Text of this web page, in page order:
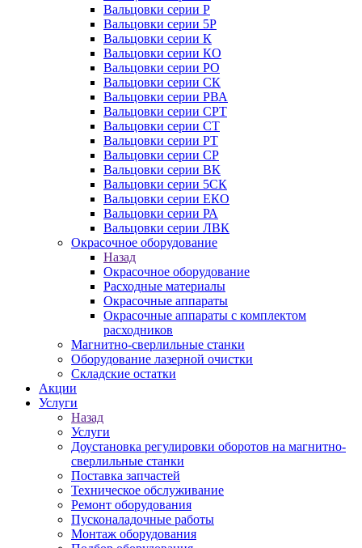
Вальцовки серии Р
Вальцовки серии 5Р
Вальцовки серии К
Вальцовки серии КО
Вальцовки серии РО
Вальцовки серии СК
Вальцовки серии РВА
Вальцовки серии СРТ
Вальцовки серии СТ
Вальцовки серии РТ
Вальцовки серии СР
Вальцовки серии ВК
Вальцовки серии 5СК
Вальцовки серии ЕКО
Вальцовки серии РА
Вальцовки серии ЛВК
Окрасочное оборудование
Назад
Окрасочное оборудование
Расходные материалы
Окрасочные аппараты
Окрасочные аппараты с комплектом
расходников
Магнитно-сверлильные станки
Оборудование лазерной очистки
Складские остатки
Акции
Услуги
Назад
Услуги
Доустановка регулировки оборотов на магнитно-
сверлильные станки
Поставка запчастей
Техническое обслуживание
Ремонт оборудования
Пусконаладочные работы
Монтаж оборудования